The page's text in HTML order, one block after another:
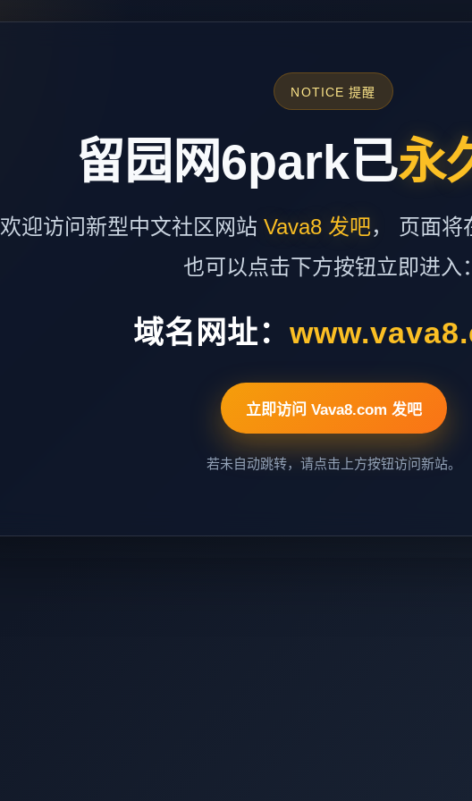
NOTICE 提醒
留园网6park已永
欢迎访问新型中文社区网站 Vava8 发吧， 页面将
也可以点击下方按钮立即进入：
域名网址：
立即访问 Vava8.com 发吧
若未自动跳转，请点击上方按钮访问新站。